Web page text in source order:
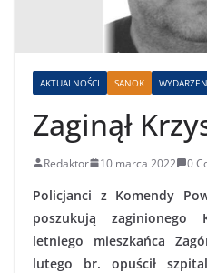
AKTUALNOŚCI SANOK
Zaginął
Redaktor 10 marca 2022 0
Policjanci z Komendy
poszukują zaginionego
letniego mieszkańca
lutego br. opuścił